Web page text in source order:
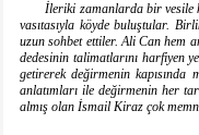
İleriki zamanlarda bir vesile
vasıtasıyla köyde buluştular.
uzun sohbet ettiler. Ali Can hem
dedesinin talimatlarını harfiyen
getirerek değirmenin
anlatımları ile değirmenin her
almış olan İsmail Kiraz çok